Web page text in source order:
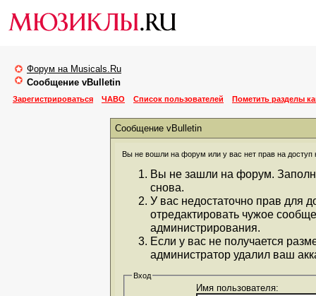
Форум на Musicals.Ru
Сообщение vBulletin
Зарегистрироваться ЧАВО Список пользователей Пометить разделы
Сообщение vBulletin
Вы не вошли на форум или у вас нет прав на доступ
Вы не зашли на форум.
снова.
У вас недостаточно прав для
отредактировать чужое
администрирования.
Если у вас не получается
администратор удалил ваш
Вход
Имя пользователя: